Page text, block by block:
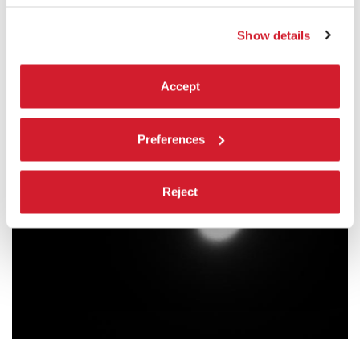
Show details
Accept
Preferences
Reject